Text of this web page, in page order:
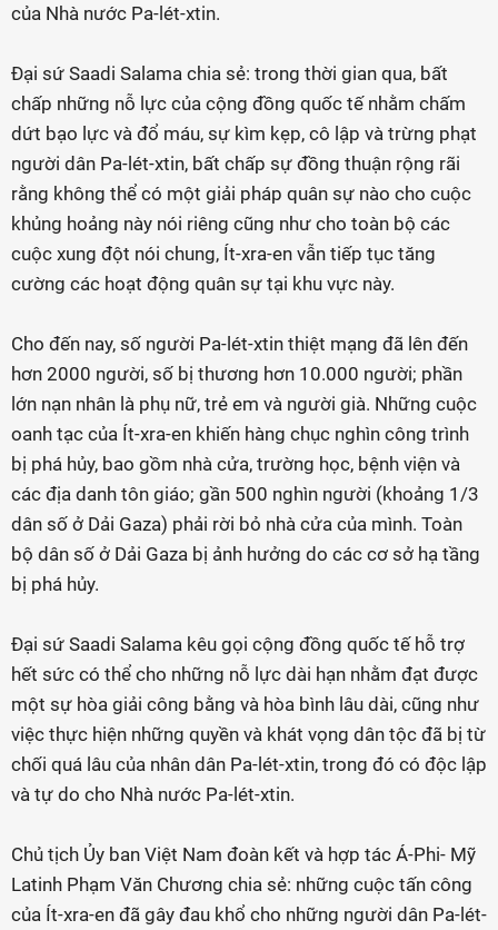
của Nhà nước Pa-lét-xtin.
Đại sứ Saadi Salama chia sẻ: trong thời gian qua, bất
chấp những nỗ lực của cộng đồng quốc tế nhằm chấm
dứt bạo lực và đổ máu, sự kìm kẹp, cô lập và trừng phạt
người dân Pa-lét-xtin, bất chấp sự đồng thuận rộng rãi
rằng không thể có một giải pháp quân sự nào cho cuộc
khủng hoảng này nói riêng cũng như cho toàn bộ các
cuộc xung đột nói chung, Ít-xra-en vẫn tiếp tục tăng
cường các hoạt động quân sự tại khu vực này.
Cho đến nay, số người Pa-lét-xtin thiệt mạng đã lên đến
hơn 2000 người, số bị thương hơn 10.000 người; phần
lớn nạn nhân là phụ nữ, trẻ em và người già. Những cuộc
oanh tạc của Ít-xra-en khiến hàng chục nghìn công trình
bị phá hủy, bao gồm nhà cửa, trường học, bệnh viện và
các địa danh tôn giáo; gần 500 nghìn người (khoảng 1/3
dân số ở Dải Gaza) phải rời bỏ nhà cửa của mình. Toàn
bộ dân số ở Dải Gaza bị ảnh hưởng do các cơ sở hạ tầng
bị phá hủy.
Đại sứ Saadi Salama kêu gọi cộng đồng quốc tế hỗ trợ
hết sức có thể cho những nỗ lực dài hạn nhằm đạt được
một sự hòa giải công bằng và hòa bình lâu dài, cũng như
việc thực hiện những quyền và khát vọng dân tộc đã bị từ
chối quá lâu của nhân dân Pa-lét-xtin, trong đó có độc lập
và tự do cho Nhà nước Pa-lét-xtin.
Chủ tịch Ủy ban Việt Nam đoàn kết và hợp tác Á-Phi- Mỹ
Latinh Phạm Văn Chương chia sẻ: những cuộc tấn công
của Ít-xra-en đã gây đau khổ cho những người dân Pa-lét-